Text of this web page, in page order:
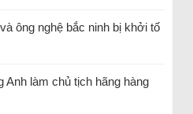
ông nghệ bắc ninh bị khởi tố
Anh làm chủ tịch hãng hàng